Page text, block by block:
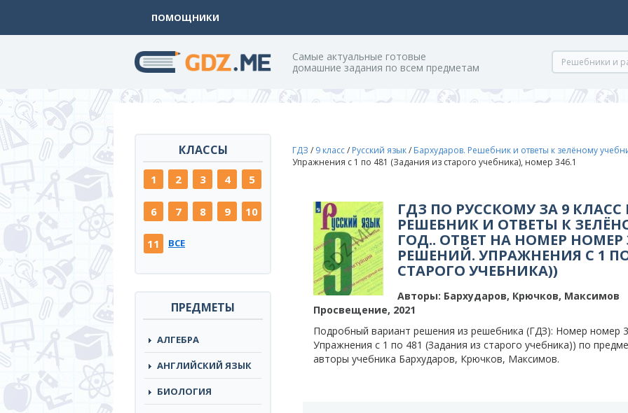
ПОМОЩНИКИ
Cамые актуальные готовые
домашние задания по всем предметам
КЛАССЫ
1 2 3 4 5
6 7 8 9 10
11 ВСЕ
ПРЕДМЕТЫ
АЛГЕБРА
АНГЛИЙСКИЙ ЯЗЫК
БИОЛОГИЯ
ГДЗ / 9 класс/ Русский язык/ Бархударов. Решебник и ответы к зелёному
Упражнения с 1 по 481 (Задания из старого учебника), номер 346.1
ГДЗ ПО РУССКОМУ ЗА 9 КЛАСС
РЕШЕБНИК И ОТВЕТЫ К
ГОД.. ОТВЕТ НА НОМЕР НОМЕР
РЕШЕНИЙ. УПРАЖНЕНИЯ С 1
СТАРОГО УЧЕБНИКА))
Авторы: Бархударов, Крючков, Максимов
Просвещение, 2021
Подробный вариант решения из решебника (ГДЗ): Номер
Упражнения с 1 по 481 (Задания из старого учебника)) по
авторы учебника Бархударов, Крючков, Максимов.